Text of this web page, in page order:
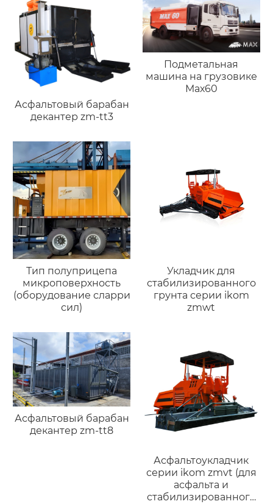
Асфальтовый барабан
декантер zm-tt3
Подметальная
машина на грузовике
Мах60
Тип полуприцепа
микроповерхность
(оборудование сларри
сил)
Укладчик для
стабилизированного
грунта серии ikom
zmwt
Асфальтовый барабан
декантер zm-tt8
Асфальтоукладчик
серии ikom zmvt (для
асфальта и
стабилизированного